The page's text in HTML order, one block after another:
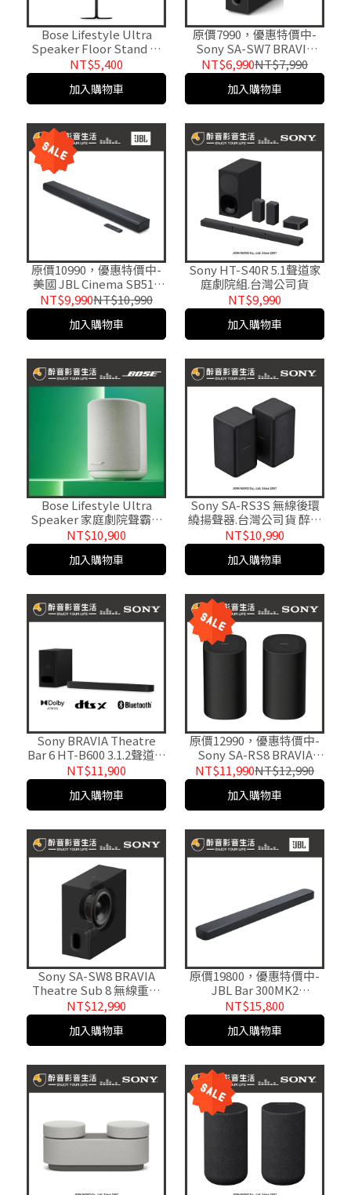
Bose Lifestyle Ultra
Speaker Floor Stand 後
環繞落地支架 腳架 台灣公
司貨
NT$5,400
加入購物車
原價7990，優惠特價中-
Sony SA-SW7 BRAVIA
Theatre Sub 7 無線重低
音揚聲器.台灣公司貨
NT$6,990NT$7,990
加入購物車
原價10990，優惠特價中-
美國 JBL Cinema SB510
3.1聲道條型音箱喇叭/聲霸.
台灣公司貨
NT$9,990NT$10,990
加入購物車
Sony HT-S40R 5.1聲道家
庭劇院組.台灣公司貨
NT$9,990
加入購物車
Bose Lifestyle Ultra
Speaker 家庭劇院聲霸音
響 無線環繞揚聲器 台灣公
司貨
NT$10,900
加入購物車
Sony SA-RS3S 無線後環
繞揚聲器.台灣公司貨 醉音
影音生活
NT$10,990
加入購物車
Sony BRAVIA Theatre
Bar 6 HT-B600 3.1.2聲道兩
件式家庭劇院喇叭系統 台
灣公司貨
NT$11,900
加入購物車
原價12990，優惠特價中-
Sony SA-RS8 BRAVIA
Theatre Rear 8 無線後環
繞揚聲器.公司貨
NT$11,990NT$12,990
加入購物車
Sony SA-SW8 BRAVIA
Theatre Sub 8 無線重低
音揚聲器.台灣公司貨
NT$12,990
加入購物車
原價19800，優惠特價中-
JBL Bar 300MK2
Soundbar 5.0聲道多功能
條型音響.台灣公司貨
NT$15,800
加入購物車